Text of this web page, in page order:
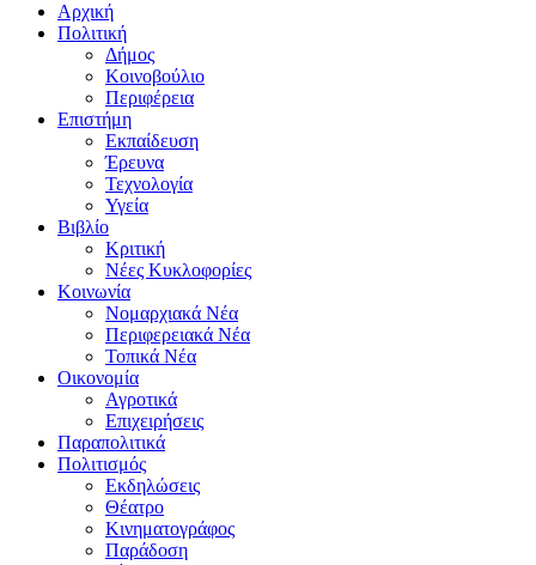
Αρχική
Πολιτική
Δήμος
Κοινοβούλιο
Περιφέρεια
Επιστήμη
Εκπαίδευση
Έρευνα
Τεχνολογία
Υγεία
Βιβλίο
Κριτική
Νέες Κυκλοφορίες
Κοινωνία
Νομαρχιακά Νέα
Περιφερειακά Νέα
Τοπικά Νέα
Οικονομία
Αγροτικά
Επιχειρήσεις
Παραπολιτικά
Πολιτισμός
Εκδηλώσεις
Θέατρο
Κινηματογράφος
Παράδοση